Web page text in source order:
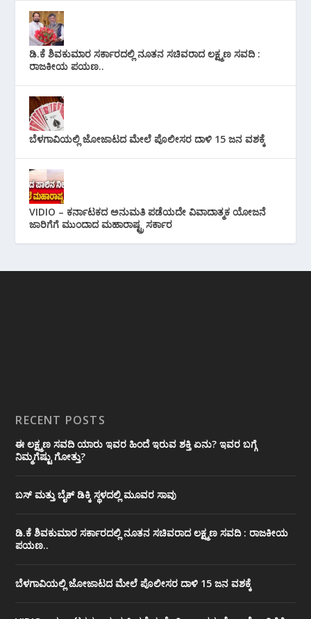
ಡಿ.ಕೆ ಶಿವಕುಮಾರ ಸರ್ಕಾರದಲ್ಲಿ ನೂತನ ಸಚಿವರಾದ ಲಕ್ಷ್ಮಣ ಸವದಿ :
ರಾಜಕೀಯ ಪಯಣ..
ಬೆಳಗಾವಿಯಲ್ಲಿ ಜೋಜಾಟದ ಮೇಲೆ ಪೊಲೀಸರ ದಾಳಿ 15 ಜನ ವಶಕ್ಕೆ
VIDIO – ಕರ್ನಾಟಕದ ಅನುಮತಿ ಪಡೆಯದೇ ವಿವಾದಾತ್ಮಕ ಯೋಜನೆ
ಜಾರಿಗೆಗೆ ಮುಂದಾದ ಮಹಾರಾಷ್ಟ್ರ ಸರ್ಕಾರ
RECENT POSTS
ಈ ಲಕ್ಷ್ಮಣ ಸವದಿ ಯಾರು ಇವರ ಹಿಂದೆ ಇರುವ ಶಕ್ತಿ ಏನು? ಇವರ ಬಗ್ಗೆ
ನಿಮ್ಮಗೆಷ್ಟು ಗೋತ್ತು?
ಬಸ್ ಮತ್ತು ಬೈಕ್ ಡಿಕ್ಕಿ ಸ್ಥಳದಲ್ಲಿ ಮೂವರ ಸಾವು
ಡಿ.ಕೆ ಶಿವಕುಮಾರ ಸರ್ಕಾರದಲ್ಲಿ ನೂತನ ಸಚಿವರಾದ ಲಕ್ಷ್ಮಣ ಸವದಿ : ರಾಜಕೀಯ
ಪಯಣ..
ಬೆಳಗಾವಿಯಲ್ಲಿ ಜೋಜಾಟದ ಮೇಲೆ ಪೊಲೀಸರ ದಾಳಿ 15 ಜನ ವಶಕ್ಕೆ